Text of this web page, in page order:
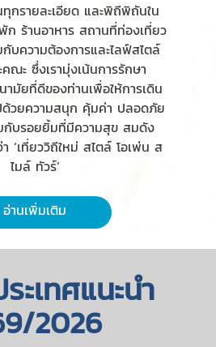
นทุกรายละเอียด และพิถีพิถันใน
ก ร้านอาหาร สถานที่ท่องเที่ยว
กับความต้องการและไลฟ์สไตล์
ณะ ซึ่งเรามุ่งเน้นการรักษา
ามัยที่ดีของท่านเพื่อให้การเดิน
ด้วยความสนุก คุ้มค่า ปลอดภัย
กับรอยยิ้มที่มีความสุข สมดัง
‘เที่ยววิถีใหม่ สไตล์ โอเพ่น ส
ไมล์ ทัวร์’
อ่านเพิ่มเติม
ะเทศแนะนำ
2026